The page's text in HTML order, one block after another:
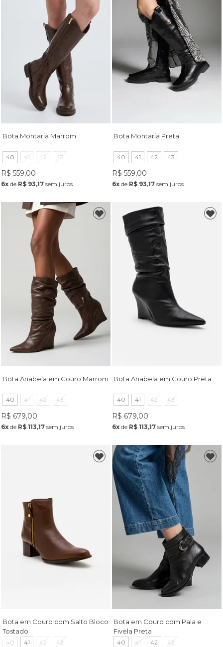
Bota Montaria Marrom
40 41 42 43
R$ 559,00
6xde R$ 93,17sem juros
Bota Montaria Preta
40 41 42 43
R$ 559,00
6x de R$ 93,17 sem juros
Bota Anabela em Couro Marrom
40 41 42 43
R$ 679,00
6xde R$ 113,17sem juros
Bota Anabela em Couro Preta
40 41 42 43
R$ 679,00
6x de R$ 113,17 sem juros
Bota em Couro com Salto Bloco
Tostado
40 41 42 43
Bota em Couro com Pala e
Fivela Preta
40 41 42 43